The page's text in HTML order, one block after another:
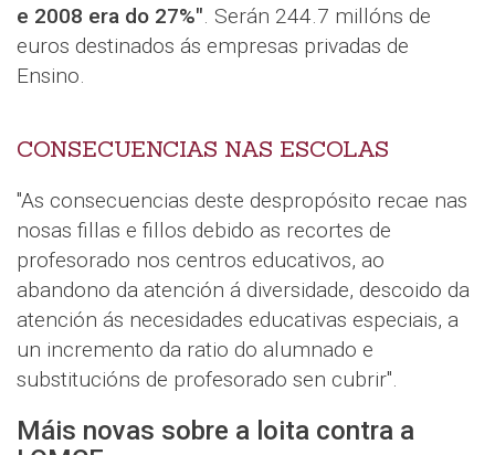
e 2008 era do 27%". Serán 244.7 millóns de
euros destinados ás empresas privadas de
Ensino.
CONSECUENCIAS NAS ESCOLAS
"As consecuencias deste despropósito recae nas
nosas fillas e fillos debido as recortes de
profesorado nos centros educativos, ao
abandono da atención á diversidade, descoido da
atención ás necesidades educativas especiais, a
un incremento da ratio do alumnado e
substitucións de profesorado sen cubrir".
Máis novas sobre a loita contra a